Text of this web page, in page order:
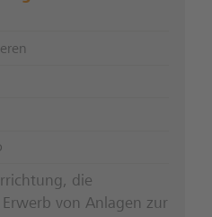
die
von Anlagen zur